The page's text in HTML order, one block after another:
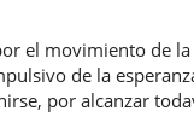
el movimiento de
de la
por alcanzar